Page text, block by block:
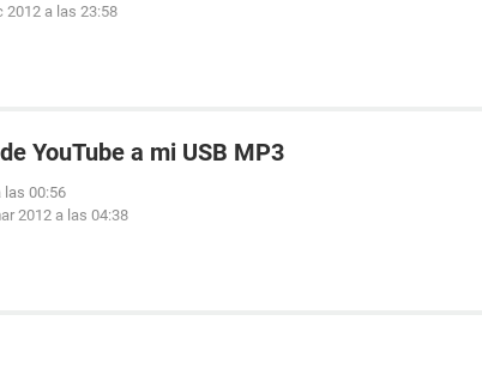
2012 a las 23:58
YouTube a mi USB MP3
las 00:56
2012 a las 04:38